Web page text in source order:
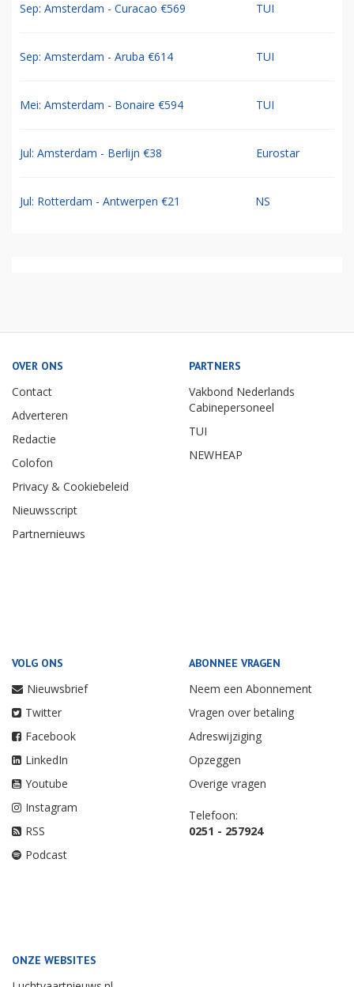
Sep: Amsterdam - Curacao €569 TUI
Sep: Amsterdam - Aruba €614 TUI
Mei: Amsterdam - Bonaire €594 TUI
Jul: Amsterdam - Berlijn €38 Eurostar
Jul: Rotterdam - Antwerpen €21 NS
OVER ONS
Contact
Adverteren
Redactie
Colofon
Privacy & Cookiebeleid
Nieuwsscript
Partnernieuws
PARTNERS
Vakbond Nederlands
Cabinepersoneel
TUI
NEWHEAP
VOLG ONS
Nieuwsbrief
Twitter
Facebook
LinkedIn
Youtube
Instagram
RSS
Podcast
ABONNEE VRAGEN
Neem een Abonnement
Vragen over betaling
Adreswijziging
Opzeggen
Overige vragen
Telefoon:
0251 - 257924
ONZE WEBSITES